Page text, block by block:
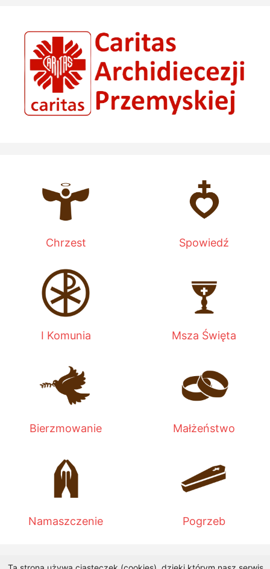
Chrzest Spowiedź
I Komunia Msza Święta
Bierzmowanie Małżeństwo
Namaszczenie Pogrzeb
Wykonanie: DobraStronaParafii.pl |przemyska.pl